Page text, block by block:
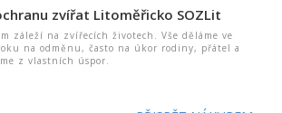
zvířat Litoměřicko SOZLit
záleží na zvířecích životech. Vše děláme ve
na odměnu, často na úkor rodiny, přátel a
z vlastních úspor.